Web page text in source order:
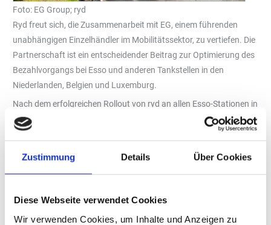
Zustimmung Details Über Cookies
Diese Webseite verwendet Cookies
Wir verwenden Cookies, um Inhalte und Anzeigen zu
Foto: EG Group; ryd
Ryd freut sich, die Zusammenarbeit mit EG, einem führenden
unabhängigen Einzelhändler im Mobilitätssektor, zu vertiefen. Die
Partnerschaft ist ein entscheidender Beitrag zur Optimierung des
Bezahlvorgangs bei Esso und anderen Tankstellen in den
Niederlanden, Belgien und Luxemburg.
Nach dem erfolgreichen Rollout von ryd an allen Esso-Stationen in
Deutschland, werden nun auch etwa 550 Esso-, Texaco- und
Firezone-Tankstellen in den Niederlanden, Belgien und Luxemburg
mit In-Car-Payment- und Digital Fueling-Systemen ausgestattet.
Die grenzüberschreitende Zusammenarbeit soll das Bezahlen an
Tankvorgang effizienter und benutzerfreundlicher gestalten.